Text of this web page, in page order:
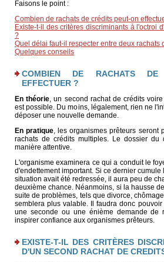
Faisons le point :
Combien de rachats de crédits peut-on
Existe-t-il des critères discriminants à l'octroi
?
Quel délai faut-il respecter entre deux rachats
Quelques conseils
COMBIEN DE RACHATS DE
EFFECTUER ?
En théorie, un second rachat de crédits
est possible. Du moins, légalement, rien ne
déposer une nouvelle demande.
En pratique, les organismes prêteurs seront
rachats de crédits multiples. Le dossier du
manière attentive.
L'organisme examinera ce qui a conduit le
d'endettement important. Si ce dernier
situation avait été redressée, il aura peu de
deuxième chance. Néanmoins, si la hausse
suite de problèmes, tels que divorce,
semblera plus valable. Il faudra donc
une seconde ou une énième demande de
inspirer confiance aux organismes prêteurs.
EXISTE-T-IL DES CRITÈRES
D'UN SECOND RACHAT DE